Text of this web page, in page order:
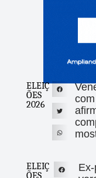
ELEIÇ
ÕES
2026
ELEIÇ